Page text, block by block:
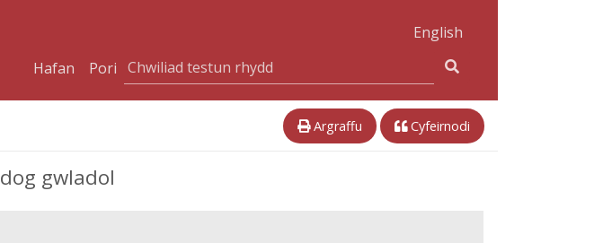
English
Hafan
Pori
Argraffu Cyfeirnodi
gwladol